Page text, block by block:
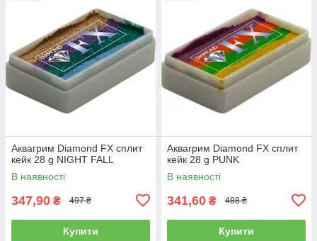
Аквагрим Diamond FX cплит
кейк 28 g NIGHT FALL
В наявності
347,90 ₴ 497 ₴
Купити
Аквагрим Diamond FX cплит
кейк 28 g PUNK
В наявності
341,60 ₴ 488 ₴
Купити